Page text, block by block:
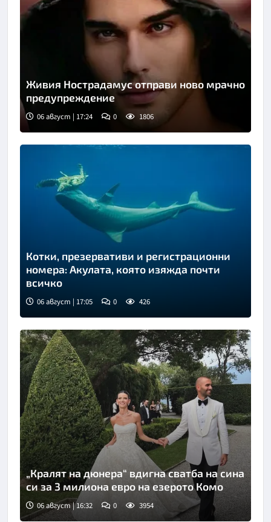
Живия Нострадамус отправи ново мрачно
предупреждение
06 август | 17:24 0 1806
Котки, презервативи и регистрационни
номера: Акулата, която изяжда почти
всичко
06 август | 17:05 0 426
Снимка: Инстаграм
„Кралят на дюнера“ вдигна сватба на сина
си за 3 милиона евро на езерото Комо
06 август | 16:32 0 3954